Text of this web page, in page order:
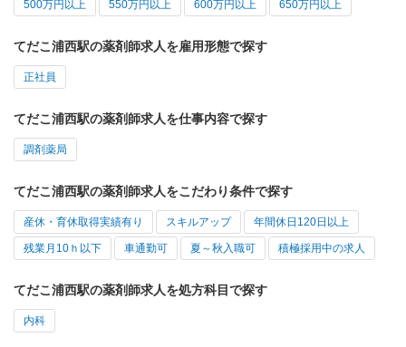
500万円以上 550万円以上 600万円以上 650万円以上
てだこ浦西駅の薬剤師求人を雇用形態で探す
正社員
てだこ浦西駅の薬剤師求人を仕事内容で探す
調剤薬局
てだこ浦西駅の薬剤師求人をこだわり条件で探す
産休・育休取得実績有り スキルアップ 年間休日120日以上
残業月10ｈ以下 車通勤可 夏～秋入職可 積極採用中の求人
てだこ浦西駅の薬剤師求人を処方科目で探す
内科